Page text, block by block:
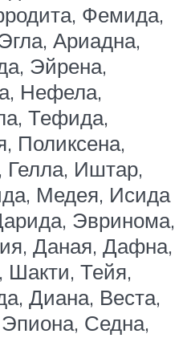
Фемида,
Ариадна,
Эйрена,
Нефела,
Тефида,
Поликсена,
Иштар,
Медея, Исида
Эвринома,
Даная, Дафна,
Шакти, Тейя,
Диана, Веста,
Седна,